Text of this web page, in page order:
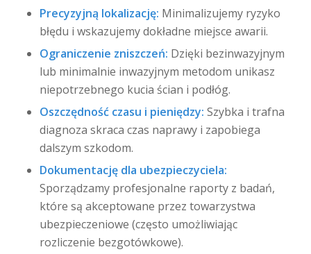
Precyzyjną lokalizację: Minimalizujemy ryzyko
błędu i wskazujemy dokładne miejsce awarii.
Ograniczenie zniszczeń: Dzięki bezinwazyjnym
lub minimalnie inwazyjnym metodom unikasz
niepotrzebnego kucia ścian i podłóg.
Oszczędność czasu i pieniędzy: Szybka i trafna
diagnoza skraca czas naprawy i zapobiega
dalszym szkodom.
Dokumentację dla ubezpieczyciela:
Sporządzamy profesjonalne raporty z badań,
które są akceptowane przez towarzystwa
ubezpieczeniowe (często umożliwiając
rozliczenie bezgotówkowe).